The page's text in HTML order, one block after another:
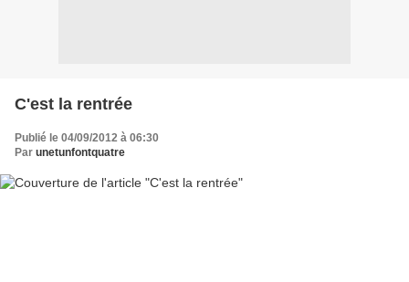
C'est la rentrée
Publié le 04/09/2012 à 06:30
Par unetunfontquatre